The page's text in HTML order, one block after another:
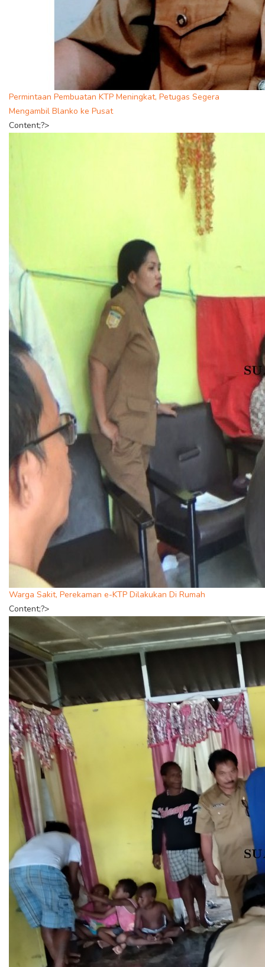
Permintaan Pembuatan KTP Meningkat, Petugas Segera
Mengambil Blanko ke Pusat
Content;?>
Warga Sakit, Perekaman e-KTP Dilakukan Di Rumah
Content;?>